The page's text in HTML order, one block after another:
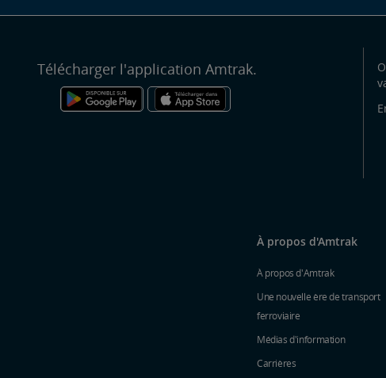
Télécharger l'application Amtrak.
À propos d'Amtrak
À propos d'Amtrak
Une nouvelle ère de transport
ferroviaire
Médias d'information
Carrières